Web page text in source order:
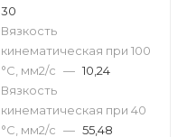
30
Вязкость
кинематическая при 100
°С, мм2/с — 10,24
Вязкость
кинематическая при 40
°С, мм2/с — 55,48